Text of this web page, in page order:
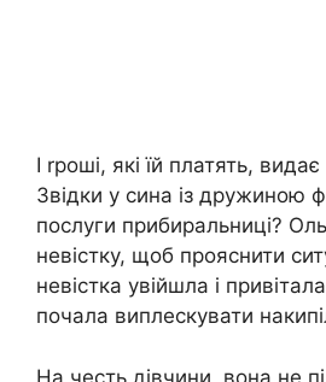
І rроші, які їй платять,
Звідки у сина із дружиною
послуги прибиральниці?
невістку, щоб прояснити
невістка увійшла і
почала виплескувати
На честь дівчини, вона не